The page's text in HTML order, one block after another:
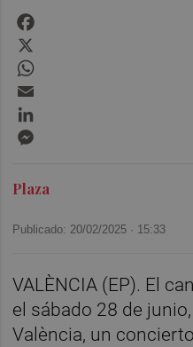
Plaza
Publicado: 20/02/2025 · 15:33
VALÈNCIA (EP). El
el sábado 28 de
València, un